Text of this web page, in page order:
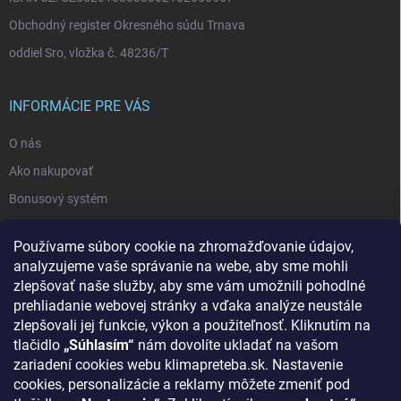
Používame súbory cookie na zhromažďovanie údajov,
analyzujeme vaše správanie na webe, aby sme mohli
zlepšovať naše služby, aby sme vám umožnili pohodlné
prehliadanie webovej stránky a vďaka analýze neustále
zlepšovali jej funkcie, výkon a použiteľnosť. Kliknutím na
tlačidlo „Súhlasím“ nám dovolíte ukladať na vašom
zariadení cookies webu klimapreteba.sk. Nastavenie
cookies, personalizácie a reklamy môžete zmeniť pod
Obchodný register Okresného súdu Trnava
oddiel Sro, vložka č. 48236/T
INFORMÁCIE PRE VÁS
O nás
Ako nakupovať
Bonusový systém
Blog - najnovšie články
Obchodné podmienky
Podmienky ochrany osobných údajov
Odstúpenie od zmluvy
Kontakty